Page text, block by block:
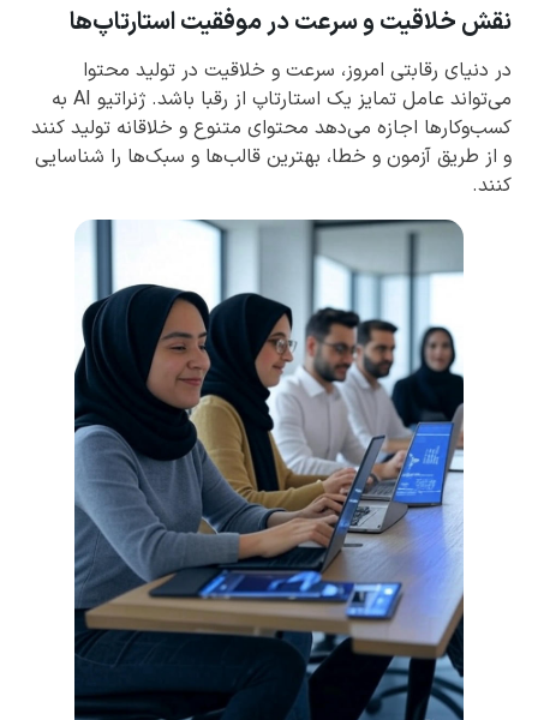
نقش خلاقیت و سرعت در موفقیت استارتاپ‌ها
در دنیای رقابتی امروز، سرعت و خلاقیت در تولید محتوا
می‌تواند عامل تمایز یک استارتاپ از رقبا باشد. ژنراتیو AI به
کسب‌وکارها اجازه می‌دهد محتوای متنوع و خلاقانه تولید کنند
و از طریق آزمون و خطا، بهترین قالب‌ها و سبک‌ها را شناسایی
کنند.